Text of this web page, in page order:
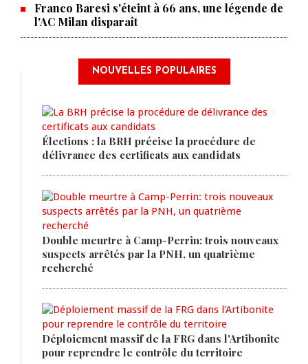
Franco Baresi s'éteint à 66 ans, une légende de
l'AC Milan disparaît
NOUVELLES POPULAIRES
Élections : la BRH précise la procédure de
délivrance des certificats aux candidats
Double meurtre à Camp-Perrin: trois nouveaux
suspects arrêtés par la PNH, un quatrième
recherché
Déploiement massif de la FRG dans l'Artibonite
pour reprendre le contrôle du territoire